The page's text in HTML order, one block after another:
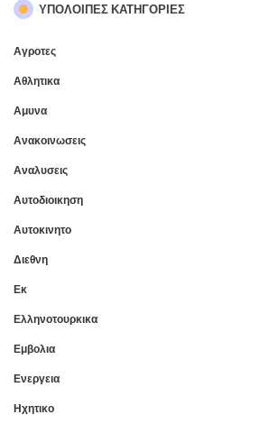
ΥΠΌΛΟΙΠΕΣ ΚΑΤΗΓΟΡΊΕΣ
Αγροτες
Αθλητικα
Αμυνα
Ανακοινωσεις
Αναλυσεις
Αυτοδιοικηση
Αυτοκινητο
Διεθνη
Εκ
Ελληνοτουρκικα
Εμβολια
Ενεργεια
Ηχητικο